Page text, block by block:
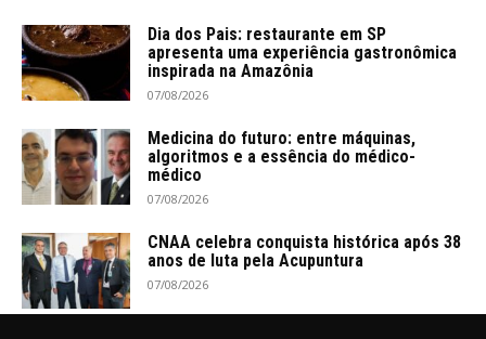
Dia dos Pais: restaurante em SP
apresenta uma experiência gastronômica
inspirada na Amazônia
07/08/2026
Medicina do futuro: entre máquinas,
algoritmos e a essência do médico-
médico
07/08/2026
CNAA celebra conquista histórica após 38
anos de luta pela Acupuntura
07/08/2026